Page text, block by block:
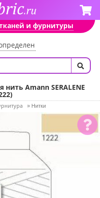
и фурнитуры
Amann SERALENE
» Нитки